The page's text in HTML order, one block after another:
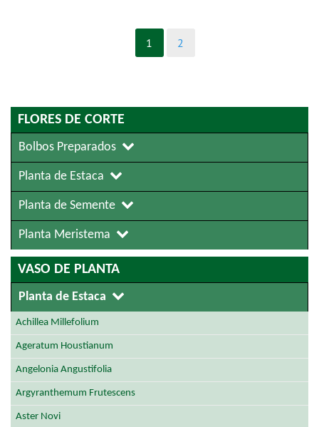
FLORES DE CORTE
Bolbos Preparados
Planta de Estaca
Planta de Semente
Planta Meristema
VASO DE PLANTA
Planta de Estaca
Achillea Millefolium
Ageratum Houstianum
Angelonia Angustifolia
Argyranthemum Frutescens
Aster Novi
1 2